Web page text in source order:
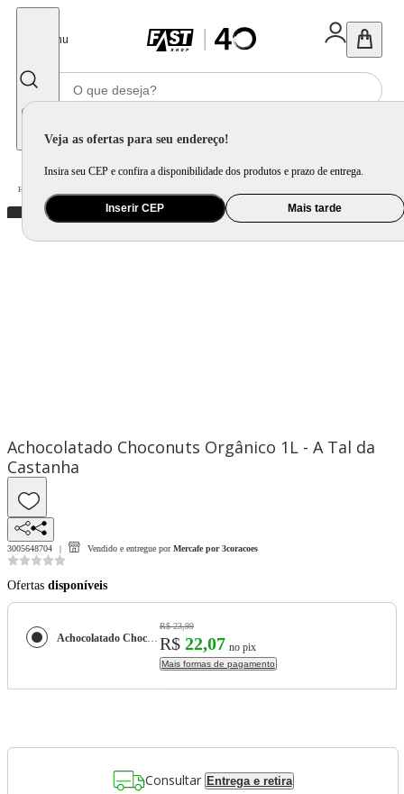
Menu
Veja as ofertas para seu endereço!
Insira seu CEP e confira a disponibilidade dos produtos e prazo de entrega.
Inserir CEP Mais tarde
Home
Achocolatado Choconuts Orgânico 1L - A Tal da
Castanha
3005648704 Vendido e entregue por Mercafe por 3coracoes
Ofertas disponíveis
Achocolatado Choconuts Orgânico 1L - A Tal da Castanha
R$ 23,99
R$ 22,07 no pix
Mais formas de pagamento
Consultar Entrega e retira